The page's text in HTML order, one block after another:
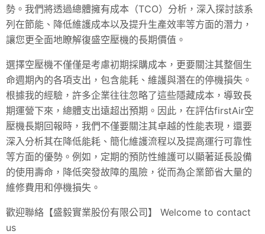
勢。我們將透過總體擁有成本（TCO）分析，深入探討該系
列在節能、降低維護成本以及提升生產效率等方面的潛力，
讓您更全面地瞭解復盛空壓機的長期價值。
選擇空壓機不僅僅是考慮初期採購成本，更要關注其整個生
命週期內的各項支出，包含能耗、維護與潛在的停機損失。
根據我的經驗，許多企業往往忽略了這些隱藏成本，導致長
期運營下來，總體支出遠超出預期。因此，在評估firstAir空
壓機長期回報時，我們不僅要關注其卓越的性能表現，還要
深入分析其在降低能耗、簡化維護流程以及提高運行可靠性
等方面的優勢。例如，定期的預防性維護可以顯著延長設備
的使用壽命，降低突發故障的風險，從而為企業節省大量的
維修費用和停機損失。
歡迎聯絡【盛毅實業股份有限公司】 Welcome to contact
us